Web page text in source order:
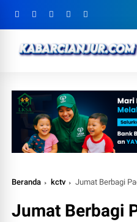
Beranda kctv Jumat Berbagi Paguyuban
Jumat Berbagi